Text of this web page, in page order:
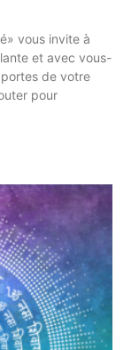
vous invite à
et avec vous-
portes de votre
pour